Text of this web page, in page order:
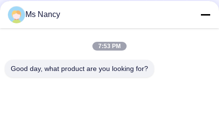
βιομηχανικά συστήματα συρτάρων σωλήνων
Ανθεκτικοί σύνδεσμοι μεταλλικών σωλήνων
προστατευτική ηλεκτροφόρηση και επιφανειακές
χρωμικό
Ms Nancy
7:53 PM
Good day, what product are you looking for?